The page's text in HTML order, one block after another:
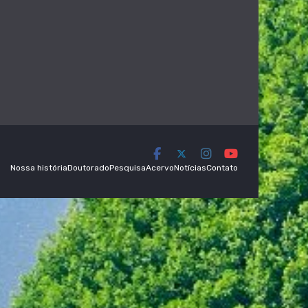
Nossa históriaDoutoradoPesquisaAcervoNotíciasContato